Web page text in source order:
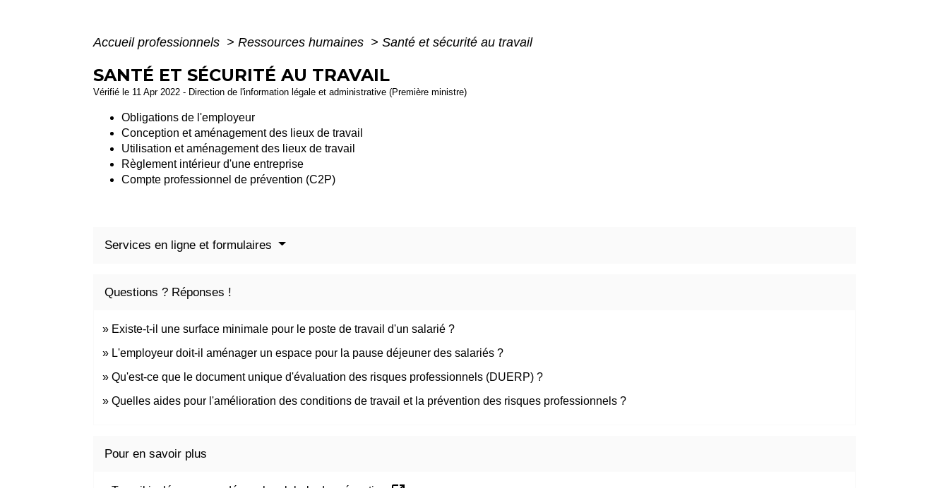
Accueil professionnels > Ressources humaines > Santé et sécurité au travail
SANTÉ ET SÉCURITÉ AU TRAVAIL
Vérifié le 11 Apr 2022 - Direction de l'information légale et administrative (Première ministre)
Obligations de l'employeur
Conception et aménagement des lieux de travail
Utilisation et aménagement des lieux de travail
Règlement intérieur d'une entreprise
Compte professionnel de prévention (C2P)
Services en ligne et formulaires
Questions ? Réponses !
Existe-t-il une surface minimale pour le poste de travail d'un salarié ?
L'employeur doit-il aménager un espace pour la pause déjeuner des salariés ?
Qu'est-ce que le document unique d'évaluation des risques professionnels (DUERP) ?
Quelles aides pour l'amélioration des conditions de travail et la prévention des risques professionnels ?
Pour en savoir plus